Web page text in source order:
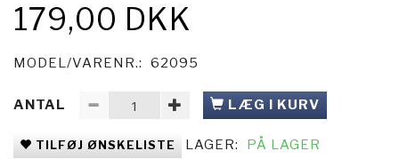
179,00 DKK
MODEL/VARENR.: 62095
ANTAL LÆG I KURV
TILFØJ ØNSKELISTE LAGER: PÅ LAGER